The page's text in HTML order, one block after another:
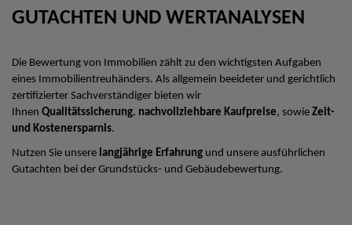
GUTACHTEN UND WERTANALYSEN
Die Bewertung von Immobilien zählt zu den wichtigsten Aufgaben
eines Immobilientreuhänders. Als allgemein beeideter und gerichtlich
zertifizierter Sachverständiger bieten wir
Ihnen Qualitätssicherung, nachvollziehbare Kaufpreise, sowie Zeit-
und Kostenersparnis.
Nutzen Sie unsere langjährige Erfahrung und unsere ausführlichen
Gutachten bei der Grundstücks- und Gebäudebewertung.